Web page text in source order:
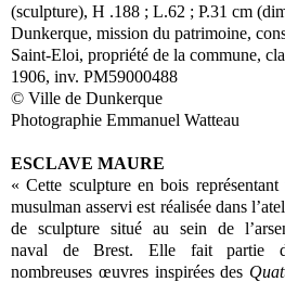
(sculpture), H .188 ; L.62 ; P.31 cm
Dunkerque, mission du patrimoine,
Saint-Eloi, propriété de la commune,
1906, inv. PM59000488
© Ville de Dunkerque
Photographie Emmanuel Watteau
ESCLAVE MAURE
« Cette sculpture en bois représentant
musulman asservi est réalisée dans
de sculpture situé au sein de
naval de Brest. Elle fait partie
nombreuses œuvres inspirées des